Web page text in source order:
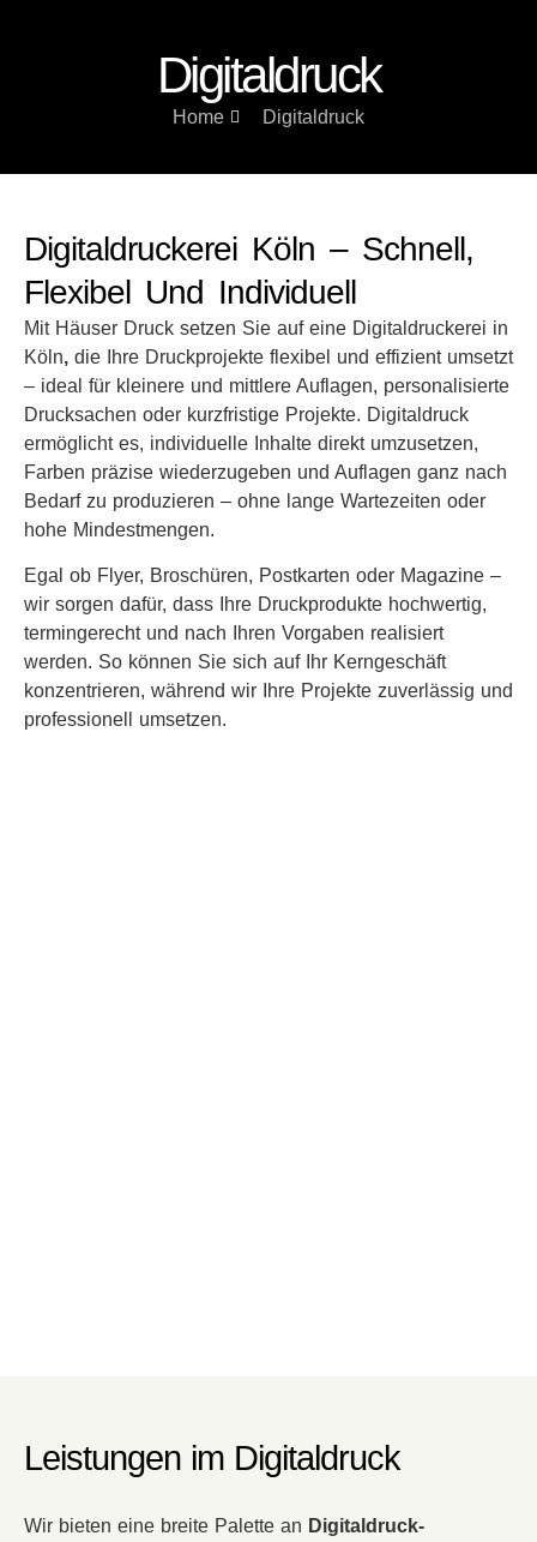
Digitaldruck
Home Digitaldruck
Digitaldruckerei Köln – Schnell,
Flexibel Und Individuell
Mit Häuser Druck setzen Sie auf eine Digitaldruckerei in
Köln, die Ihre Druckprojekte flexibel und effizient umsetzt
– ideal für kleinere und mittlere Auflagen, personalisierte
Drucksachen oder kurzfristige Projekte. Digitaldruck
ermöglicht es, individuelle Inhalte direkt umzusetzen,
Farben präzise wiederzugeben und Auflagen ganz nach
Bedarf zu produzieren – ohne lange Wartezeiten oder
hohe Mindestmengen.
Egal ob Flyer, Broschüren, Postkarten oder Magazine –
wir sorgen dafür, dass Ihre Druckprodukte hochwertig,
termingerecht und nach Ihren Vorgaben realisiert
werden. So können Sie sich auf Ihr Kerngeschäft
konzentrieren, während wir Ihre Projekte zuverlässig und
professionell umsetzen.
Leistungen im Digitaldruck
Wir bieten eine breite Palette an Digitaldruck-